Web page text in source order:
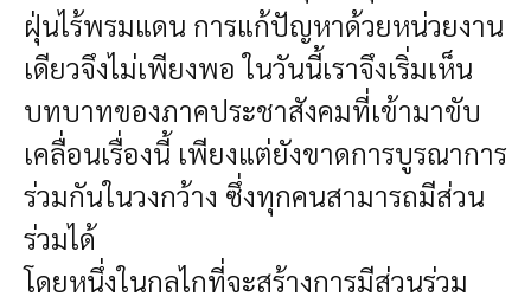
ฝุ่นไร้พรมแดน การแก้ปัญหาด้วยหน่วยงาน
เดียวจึงไม่เพียงพอ ในวันนี้เราจึงเริ่มเห็น
บทบาทของภาคประชาสังคมที่เข้ามาขับ
เคลื่อนเรื่องนี้ เพียงแต่ยังขาดการบูรณาการ
ร่วมกันในวงกว้าง ซึ่งทุกคนสามารถมีส่วน
ร่วมได้
โดยหนึ่งในกลไกที่จะสร้างการมีส่วนร่วม